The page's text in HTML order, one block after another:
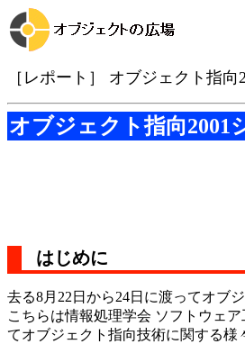
［レポート］ オブジェクト指
オブジェクト指向2001
はじめに
去る8月22日から24日に渡ってオブ
こちらは情報処理学会 ソフトウェ
てオブジェクト指向技術に関する様